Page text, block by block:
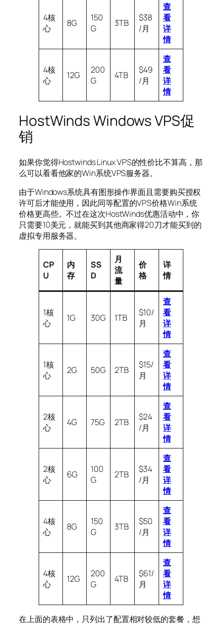
4核
心
8G
150
G
3TB
$38
/月
查
看
详
情
4核
心
12G
200
G
4TB
$49
/月
查
看
详
情
HostWinds Windows VPS促
销
如果你觉得Hostwinds Linux VPS的性价比不算高，那
么可以看看他家的Win系统VPS服务器。
由于Windows系统具有图形操作界面且需要购买授权
许可后才能使用，因此同等配置的VPS价格Win系统
价格更高些。不过在这次HostWinds优惠活动中，你
只需要10美元，就能买到其他商家得20刀才能买到的
虚拟专用服务器。
CP
U
内
存
SS
D
月
流
量
价
格
详
情
1核
心
1G 30G 1TB
$10/
月
查
看
详
情
1核
心
2G 50G 2TB
$15/
月
查
看
详
情
2核
心
4G 75G 2TB
$24
/月
查
看
详
情
2核
心
6G
100
G
2TB
$34
/月
查
看
详
情
4核
心
8G
150
G
3TB
$50
/月
查
看
详
情
4核
心
12G
200
G
4TB
$61/
月
查
看
详
情
在上面的表格中，只列出了配置相对较低的套餐，想